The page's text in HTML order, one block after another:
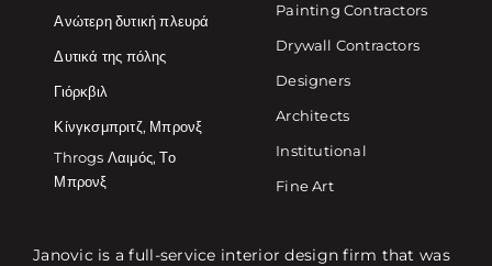
Ανώτερη δυτική πλευρά
Δυτικά της πόλης
Γιόρκβιλ
Κίνγκσμπριτζ, Μπρονξ
Throgs Λαιμός, Το
Μπρονξ
Painting Contractors
Drywall Contractors
Designers
Architects
Institutional
Fine Art
Janovic is a full-service interior design firm that was